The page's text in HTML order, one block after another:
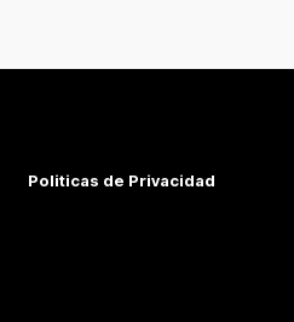
Politicas de Privacidad